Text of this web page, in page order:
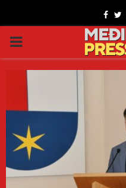
PRIMARY
MENU